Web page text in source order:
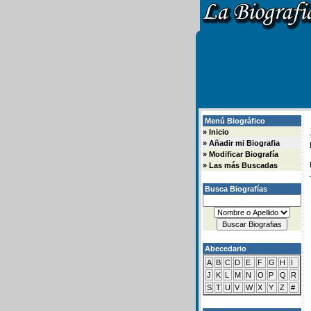
Menú Biográfico
» Inicio
» Añadir mi Biografia
» Modificar Biografía
» Las más Buscadas
Busca Biografías
Abecedario
A B C D E F G H
I
J
K L M N O P Q
R
S T U V W X Y Z #